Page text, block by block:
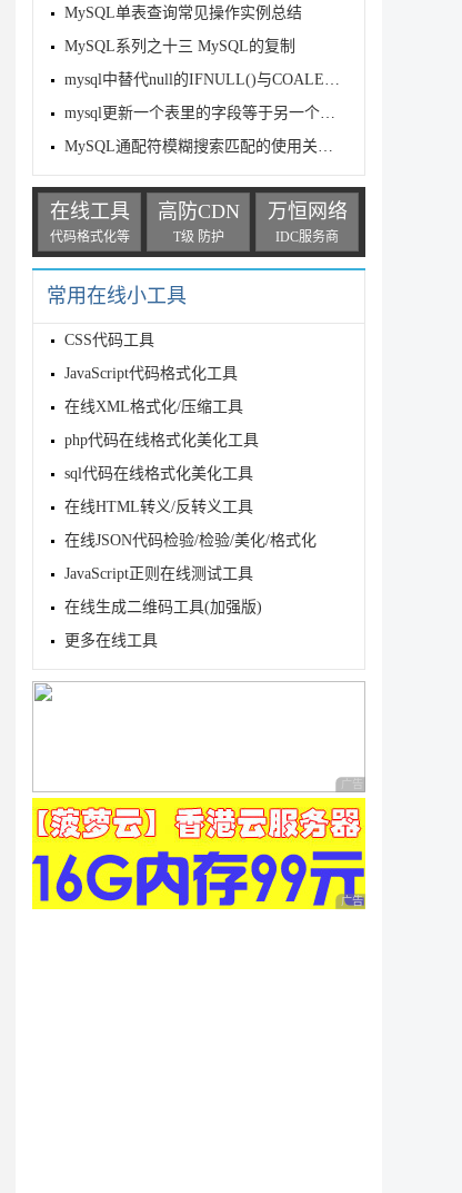
MySQL单表查询常见操作实例总结
MySQL系列之十三 MySQL的复制
mysql中替代null的IFNULL()与COALESCE()函数详解
mysql更新一个表里的字段等于另一个表某字段的值实例
MySQL通配符模糊搜索匹配的使用关键技巧
在线工具
代码格式化等
高防CDN
T级 防护
万恒网络
IDC服务商
常用在线小工具
CSS代码工具
JavaScript代码格式化工具
在线XML格式化/压缩工具
php代码在线格式化美化工具
sql代码在线格式化美化工具
在线HTML转义/反转义工具
在线JSON代码检验/检验/美化/格式化
JavaScript正则在线测试工具
在线生成二维码工具(加强版)
更多在线工具
广告 商业广告，理性
广告 商业广告，理性